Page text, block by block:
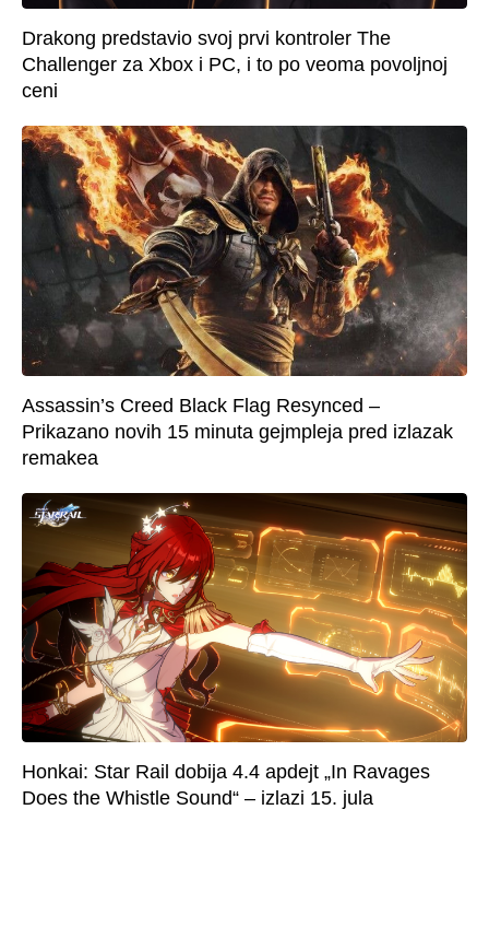
Drakong predstavio svoj prvi kontroler The
Challenger za Xbox i PC, i to po veoma povoljnoj
ceni
Assassin’s Creed Black Flag Resynced –
Prikazano novih 15 minuta gejmpleja pred izlazak
remakea
Honkai: Star Rail dobija 4.4 apdejt „In Ravages
Does the Whistle Sound“ – izlazi 15. jula